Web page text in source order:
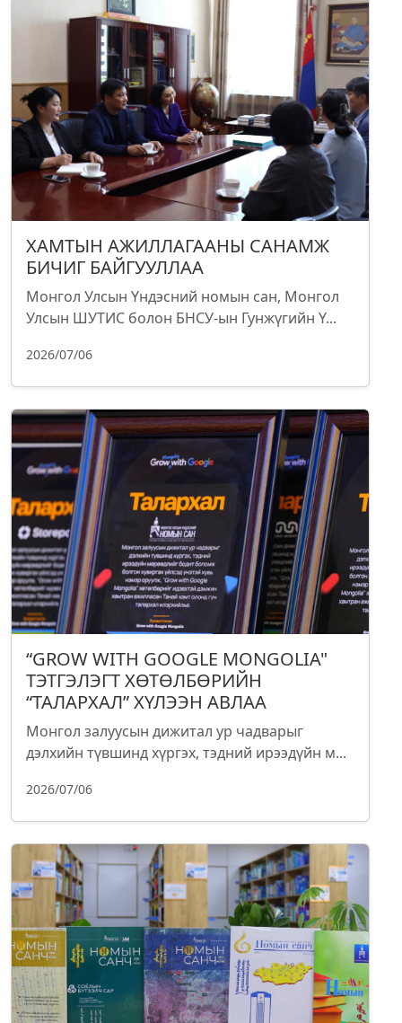
ХАМТЫН АЖИЛЛАГААНЫ САНАМЖ
БИЧИГ БАЙГУУЛЛАА
Монгол Улсын Үндэсний номын сан, Монгол
Улсын ШУТИС болон БНСУ-ын Гунжүгийн Ү...
2026/07/06
“GROW WITH GOOGLE MONGOLIA"
ТЭТГЭЛЭГТ ХӨТӨЛБӨРИЙН
“ТАЛАРХАЛ” ХҮЛЭЭН АВЛАА
Монгол залуусын дижитал ур чадварыг
дэлхийн түвшинд хүргэх, тэдний ирээдүйн м...
2026/07/06